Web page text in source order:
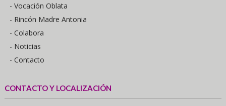
- Vocación Oblata
- Rincón Madre Antonia
- Colabora
- Noticias
- Contacto
CONTACTO Y LOCALIZACIÓN